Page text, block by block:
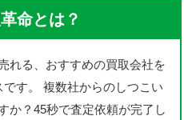
命とは？
れる、おすすめの買取会社を
す。
複数社からのしつこい
か？45秒で査定依頼が完了し